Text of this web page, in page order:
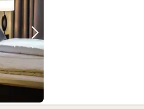
Volgende foto